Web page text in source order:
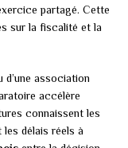
partagé. Cette
sur la fiscalité et la
d’une association
accélère
connaissent les
délais réels à